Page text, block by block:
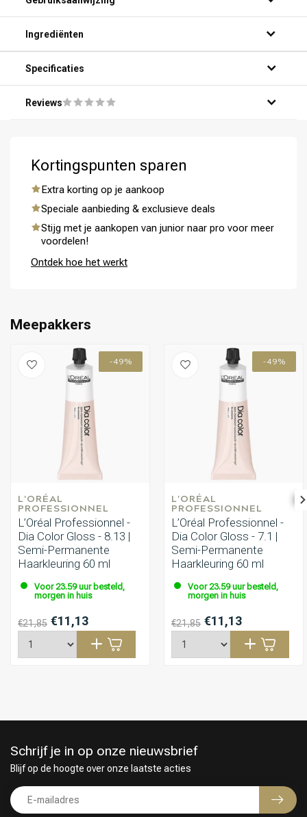
Ingrediënten
Specificaties
Reviews
Kortingspunten sparen
Extra korting op je aankoop
Speciale aanbieding & exclusieve deals
Stijg met je aankopen van junior naar pro voor meer
voordelen!
Ontdek hoe het werkt
Meepakkers
-49%
L'ORÉAL
PROFESSIONNEL
L’Oréal Professionnel -
Dia Color Gloss - 8.13 |
Semi-Permanente
Haarkleuring 60 ml
Voor 23.59 uur besteld,
morgen in huis
€21,85 €11,13
-49%
L'ORÉAL
PROFESSIONNEL
L’Oréal Professionnel -
Dia Color Gloss - 7.1 |
Semi-Permanente
Haarkleuring 60 ml
Voor 23.59 uur besteld,
morgen in huis
€21,85 €11,13
Schrijf je in op onze nieuwsbrief
Blijf op de hoogte over onze laatste acties